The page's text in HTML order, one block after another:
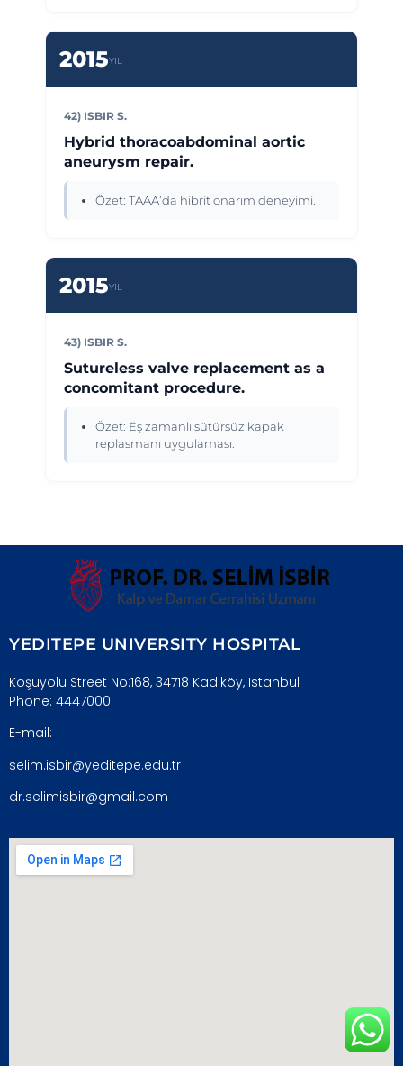
2015YIL
42) ISBIR S.
Hybrid thoracoabdominal aortic
aneurysm repair.
Özet: TAAA’da hibrit onarım deneyimi.
2015YIL
43) ISBIR S.
Sutureless valve replacement as a
concomitant procedure.
Özet: Eş zamanlı sütürsüz kapak
replasmanı uygulaması.
YEDITEPE UNIVERSITY HOSPITAL
Koşuyolu Street No:168, 34718 Kadıköy, Istanbul
Phone: 4447000
E-mail:
selim.isbir@yeditepe.edu.tr
dr.selimisbir@gmail.com